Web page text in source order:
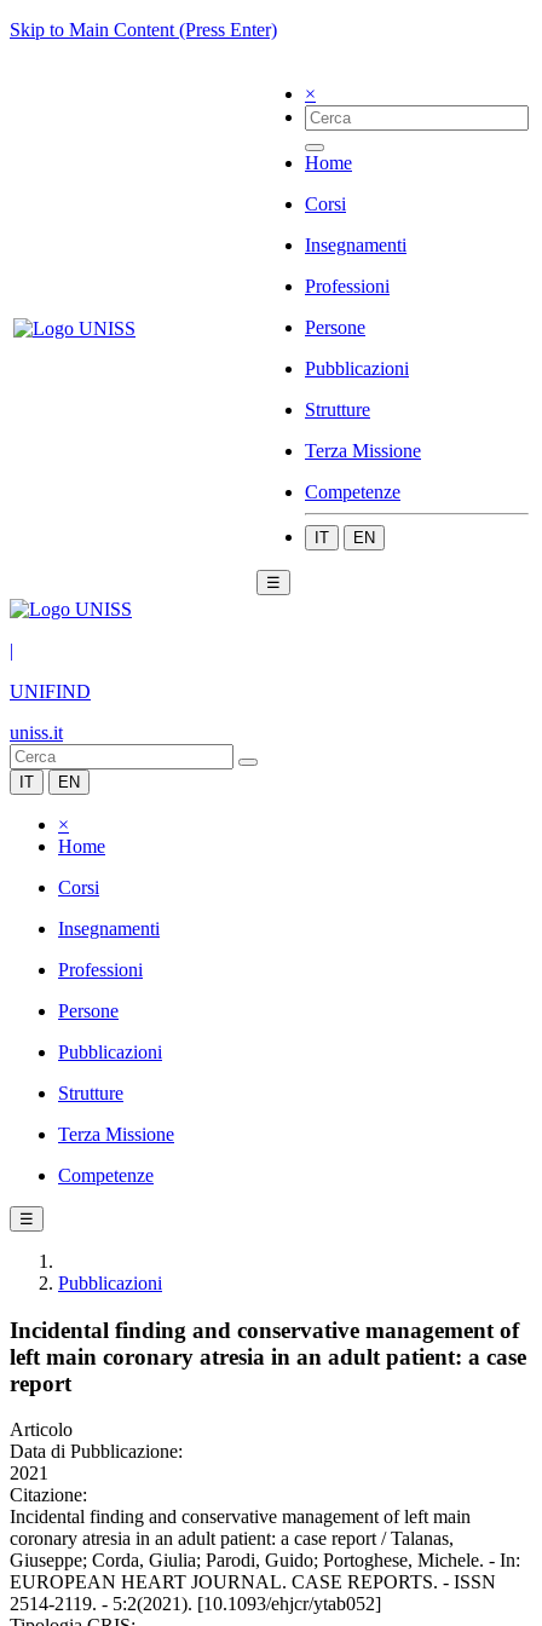
Skip to Main Content (Press Enter)
×
Home
Corsi
Insegnamenti
Professioni
Persone
Pubblicazioni
Strutture
Terza Missione
Competenze
IT EN
☰
|
UNIFIND
uniss.it
IT EN
×
Home
Corsi
Insegnamenti
Professioni
Persone
Pubblicazioni
Strutture
Terza Missione
Competenze
☰
Pubblicazioni
Incidental finding and conservative management of
left main coronary atresia in an adult patient: a case
report
Articolo
Data di Pubblicazione:
2021
Citazione:
Incidental finding and conservative management of left main
coronary atresia in an adult patient: a case report / Talanas,
Giuseppe; Corda, Giulia; Parodi, Guido; Portoghese, Michele. - In:
EUROPEAN HEART JOURNAL. CASE REPORTS. - ISSN
2514-2119. - 5:2(2021). [10.1093/ehjcr/ytab052]